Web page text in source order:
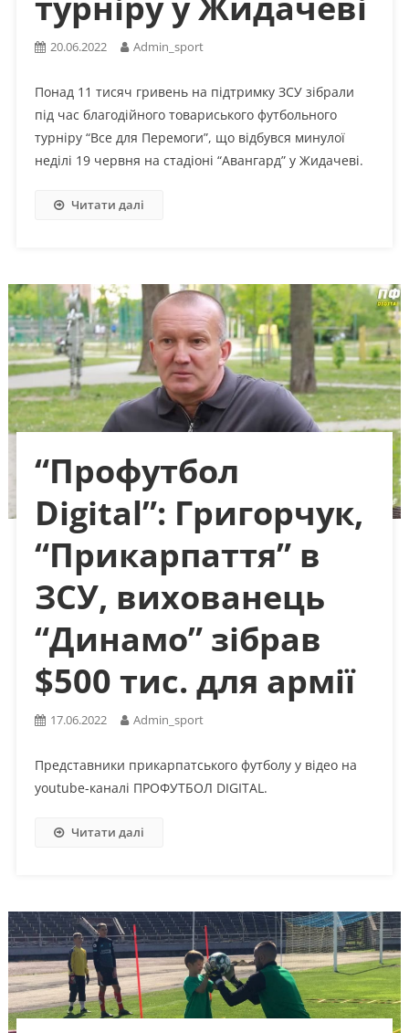
20.06.2022 Admin_sport
Понад 11 тисяч гривень на підтримку ЗСУ зібрали
під час благодійного товариського футбольного
турніру “Все для Перемоги”, що відбувся минулої
неділі 19 червня на стадіоні “Авангард” у Жидачеві.
Читати далі
“Профутбол
Digital”: Григорчук,
“Прикарпаття” в
ЗСУ, вихованець
“Динамо” зібрав
$500 тис. для армії
17.06.2022 Admin_sport
Представники прикарпатського футболу у відео на
youtube-каналі ПРОФУТБОЛ DIGITAL.
Читати далі